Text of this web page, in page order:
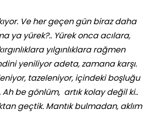
Ve her geçen gün biraz daha
ya yürek?.. Yürek onca acılara,
yılgınlıklara rağmen
yeniliyor adeta, zamana karşı.
tazeleniyor, içindeki boşluğu
Ah be gönlüm, artık kolay değil ki..
geçtik. Mantık bulmadan, aklım